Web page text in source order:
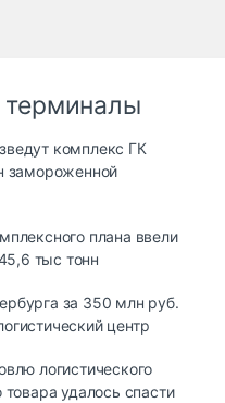
комплекс ГК
замороженной
плана ввели
тыс тонн
за 350 млн руб.
центр
логистического
удалось спасти